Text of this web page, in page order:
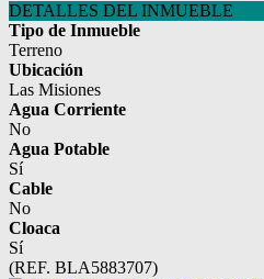
DETALLES DEL INMUEBLE
Tipo de Inmueble
Terreno
Ubicación
Las Misiones
Agua Corriente
No
Agua Potable
Sí
Cable
No
Cloaca
Sí
(REF. BLA5883707)